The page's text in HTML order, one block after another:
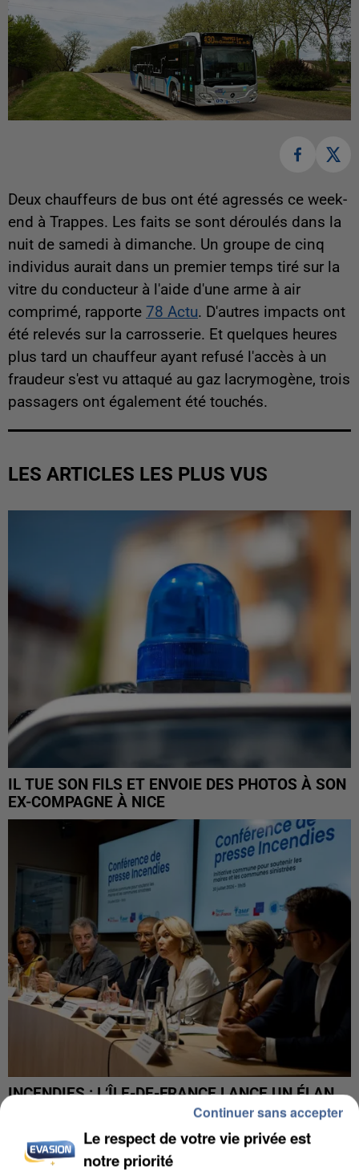
Deux chauffeurs de bus ont été agressés ce week-
end à Trappes. Les faits se sont déroulés dans la
nuit de samedi à dimanche. Un groupe de cinq
individus aurait dans un premier temps tiré sur la
vitre du conducteur à l'aide d'une arme à air
comprimé, rapporte 78 Actu. D'autres impacts ont
été relevés sur la carrosserie. Et quelques heures
plus tard un chauffeur ayant refusé l'accès à un
fraudeur s'est vu attaqué au gaz lacrymogène, trois
passagers ont également été touchés.
LES ARTICLES LES PLUS VUS
IL TUE SON FILS ET ENVOIE DES PHOTOS À SON
EX-COMPAGNE À NICE
INCENDIES : L’ÎLE-DE-FRANCE LANCE UN ÉLAN
DE SOLIDARITÉ AVEC LES...
Le respect de votre vie privée est
notre priorité
Continuer sans accepter